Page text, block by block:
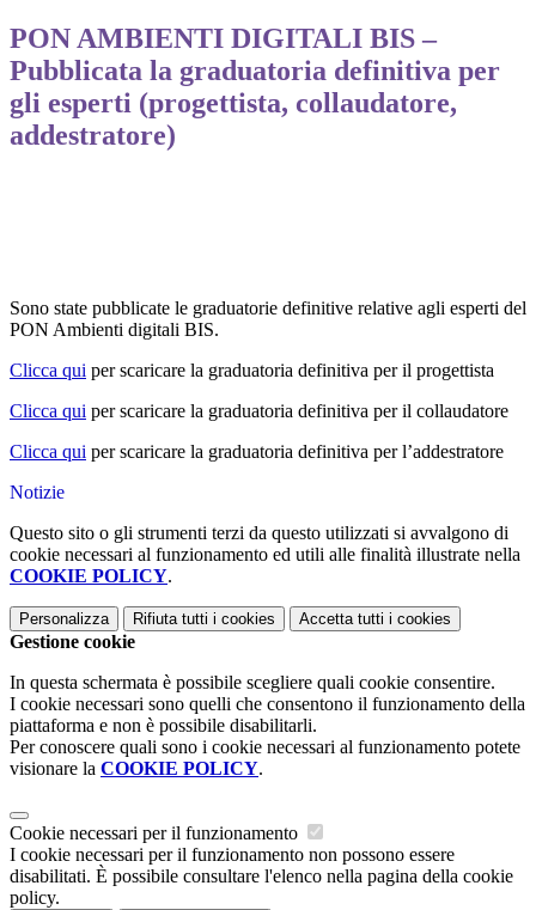
PON AMBIENTI DIGITALI BIS –
Pubblicata la graduatoria definitiva per
gli esperti (progettista, collaudatore,
addestratore)
Sono state pubblicate le graduatorie definitive relative agli esperti del
PON Ambienti digitali BIS.
Clicca qui per scaricare la graduatoria definitiva per il progettista
Clicca qui per scaricare la graduatoria definitiva per il collaudatore
Clicca qui per scaricare la graduatoria definitiva per l’addestratore
Notizie
Questo sito o gli strumenti terzi da questo utilizzati si avvalgono di
cookie necessari al funzionamento ed utili alle finalità illustrate nella
COOKIE POLICY.
Personalizza Rifiuta tutti i cookies Accetta tutti i cookies
Gestione cookie
In questa schermata è possibile scegliere quali cookie consentire.
I cookie necessari sono quelli che consentono il funzionamento della
piattaforma e non è possibile disabilitarli.
Per conoscere quali sono i cookie necessari al funzionamento potete
visionare la COOKIE POLICY.
Cookie necessari per il funzionamento
I cookie necessari per il funzionamento non possono essere
disabilitati. È possibile consultare l'elenco nella pagina della cookie
policy.